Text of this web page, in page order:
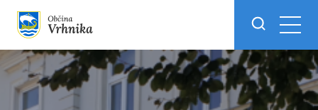
Skoči do osrednje vsebine